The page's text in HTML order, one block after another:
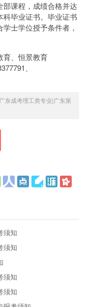
课程，成绩合格并达
毕业证书。毕业证书
士学位授予条件者，
育、恒景教育
、
东成考理工类专业|广东第
须知
须知
须知
须知